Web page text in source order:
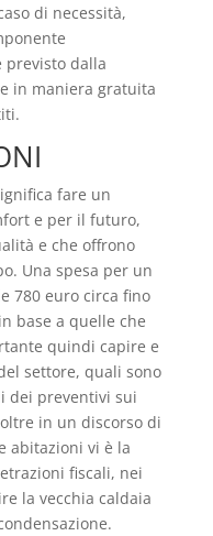
di necessità,
previsto dalla
in maniera gratuita
fare un
e per il futuro,
e che offrono
Una spesa per un
780 euro circa fino
base a quelle che
quindi capire e
settore, quali sono
dei preventivi sui
in un discorso di
abitazioni vi è la
fiscali, nei
la vecchia caldaia